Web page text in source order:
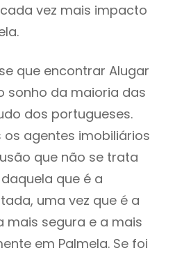
vez mais impacto
que encontrar Alugar
sonho da maioria das
dos portugueses.
os agentes imobiliários
que não se trata
que é a
uma vez que é a
mais segura e a mais
em Palmela. Se foi